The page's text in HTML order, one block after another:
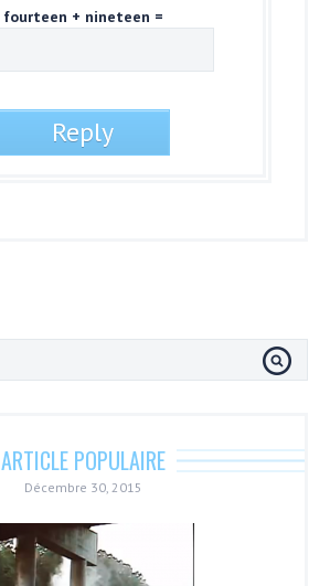
fourteen + nineteen =
ARTICLE POPULAIRE
Décembre 30, 2015